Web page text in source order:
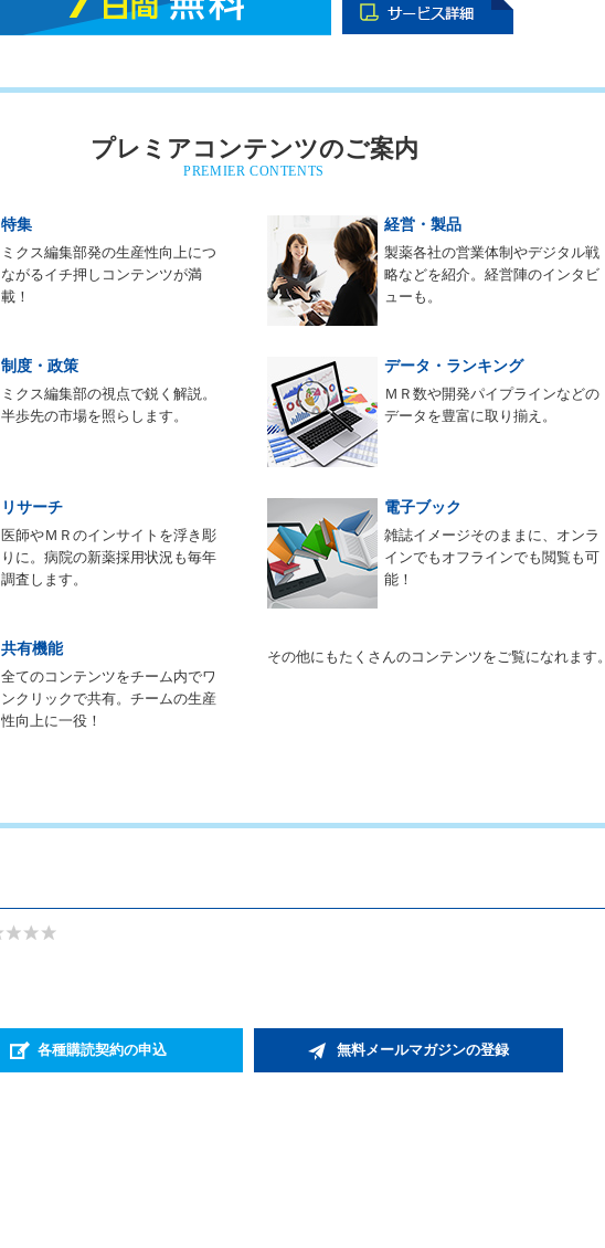
プレミアコンテンツのご案内
PREMIER CONTENTS
特集
ミクス編集部発の生産性向上につ
ながるイチ押しコンテンツが満
載！
経営・製品
製薬各社の営業体制やデジタル戦
略などを紹介。経営陣のインタビ
ューも。
制度・政策
ミクス編集部の視点で鋭く解説。
半歩先の市場を照らします。
データ・ランキング
ＭＲ数や開発パイプラインなどの
データを豊富に取り揃え。
リサーチ
医師やＭＲのインサイトを浮き彫
りに。病院の新薬採用状況も毎年
調査します。
電子ブック
雑誌イメージそのままに、オンラ
インでもオフラインでも閲覧も可
能！
共有機能
全てのコンテンツをチーム内でワ
ンクリックで共有。チームの生産
性向上に一役！
その他にもたくさんのコンテンツをご覧になれます。
各種購読契約の申込 無料メールマガジンの登録